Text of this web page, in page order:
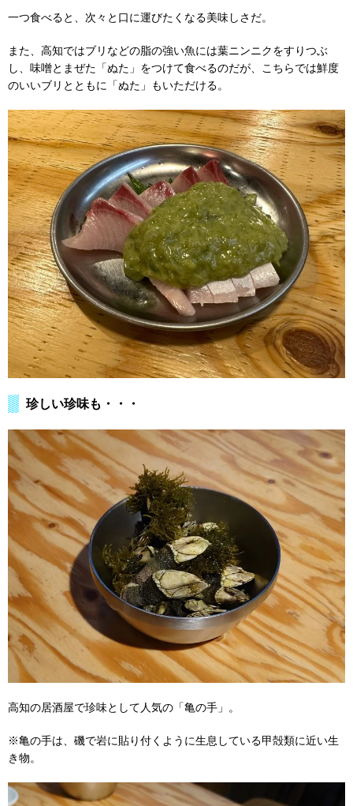
一つ食べると、次々と口に運びたくなる美味しさだ。
また、高知ではブリなどの脂の強い魚には葉ニンニクをすりつぶ
し、味噌とまぜた「ぬた」をつけて食べるのだが、こちらでは鮮度
のいいブリとともに「ぬた」もいただける。
珍しい珍味も・・・
高知の居酒屋で珍味として人気の「亀の手」。
※亀の手は、磯で岩に貼り付くように生息している甲殻類に近い生
き物。